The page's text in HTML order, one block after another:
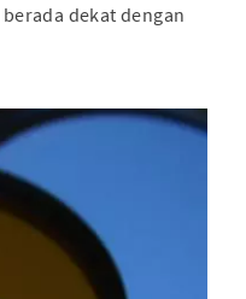
dekat dengan